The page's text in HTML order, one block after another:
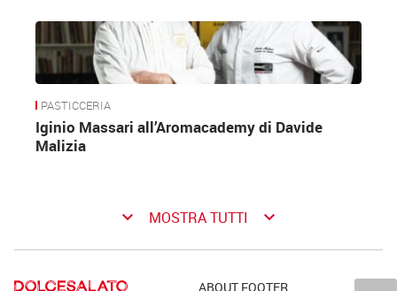
PASTICCERIA
Iginio Massari all’Aromacademy di Davide
Malizia
keyboard_arrow_down MOSTRA TUTTI keyboard_arrow_down
ABOUT FOOTER